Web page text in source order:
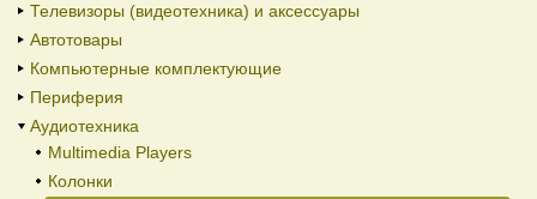
Телевизоры (видеотехника) и аксессуары
Автотовары
Компьютерные комплектующие
Периферия
Аудиотехника
Multimedia Players
Колонки